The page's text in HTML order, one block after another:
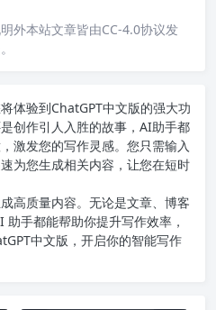
外本站文章皆由CC-4.0协议发
体验到ChatGPT中文版的强大功
创作引人入胜的故事，AI助手都
激发您的写作灵感。您只需输入
为您生成相关内容，让您在短时
高质量内容。无论是文章、博客
手都能帮助你提升写作效率，
中文版 ，开启你的智能写作